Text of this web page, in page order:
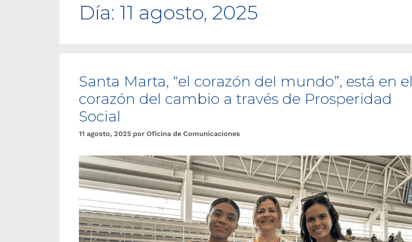
Día: 11 agosto, 2025
Santa Marta, “el corazón del mundo”, está en el
corazón del cambio a través de Prosperidad
Social
11 agosto, 2025 por Oficina de Comunicaciones